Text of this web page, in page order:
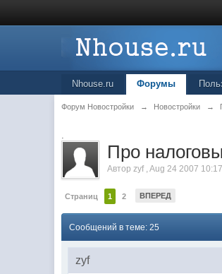
Nhouse.ru Форумы
Форум Новостройки → Новостройки →
.
Про
Авторzyf ,Aug 24 2007 10:17
Страниц 1 2 ВПЕРЕД
Сообщений в теме: 25
zyf